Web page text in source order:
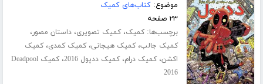
موضوع:کتاب‌های کمیک
۲۳ صفحه
برچسب‌ها:کمیک،کمیک تصویری،داستان مصور،
کمیک جالب،کمیک هیجانی،کمیک کمدی،کمیک
اکشن،کمیک درام،کمیک ددپول 2016 ،
کمیک Deadpool
2016